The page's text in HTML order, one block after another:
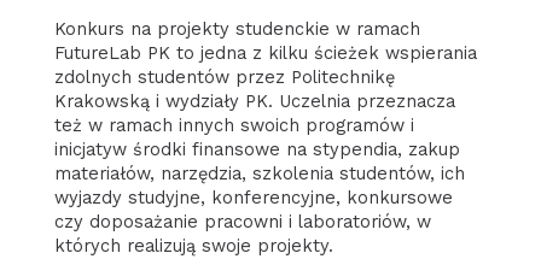
Konkurs na projekty studenckie w ramach
FutureLab PK to jedna z kilku ścieżek wspierania
zdolnych studentów przez Politechnikę
Krakowską i wydziały PK. Uczelnia przeznacza
też w ramach innych swoich programów i
inicjatyw środki finansowe na stypendia, zakup
materiałów, narzędzia, szkolenia studentów, ich
wyjazdy studyjne, konferencyjne, konkursowe
czy doposażanie pracowni i laboratoriów, w
których realizują swoje projekty.